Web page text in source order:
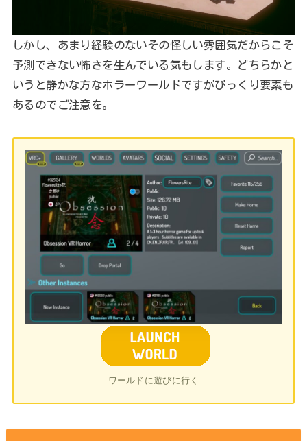
しかし、あまり経験のないその怪しい雰囲気だからこそ
予測できない怖さを生んでいる気もします。どちらかと
いうと静かな方なホラーワールドですがびっくり要素も
あるのでご注意を。
ワールドに遊びに行く